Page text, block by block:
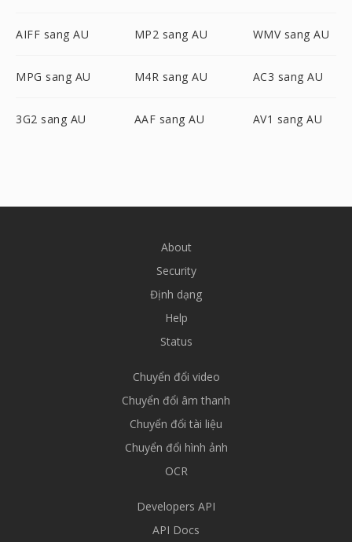
AIFF sang AU MP2 sang AU WMV sang AU
MPG sang AU M4R sang AU AC3 sang AU
3G2 sang AU AAF sang AU AV1 sang AU
About
Security
Định dạng
Help
Status
Chuyển đổi video
Chuyển đổi âm thanh
Chuyển đổi tài liệu
Chuyển đổi hình ảnh
OCR
Developers API
API Docs